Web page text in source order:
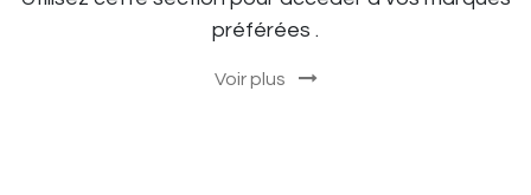
préférées .
Voir plus